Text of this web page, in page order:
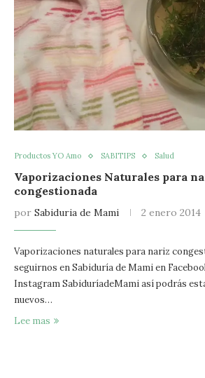
Productos YO Amo SABITIPS Salud
Vaporizaciones Naturales para
congestionada
por Sabiduria de Mami 2 enero 2014
Vaporizaciones naturales para nariz
seguirnos en Sabiduría de Mami en
Instagram SabiduríadeMami así podrás
nuevos…
Lee mas